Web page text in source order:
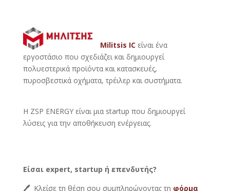
Militsis ICείναι ένα
εργοστάσιο που σχεδιάζει και δημιουργεί
πολυεστερικά προϊόντα και κατασκευές,
πυροσβεστικά οχήματα, τρέιλερ και συστήματα.
Η ZSP ENERGY είναι μια startup που δημιουργεί
λύσεις για την αποθήκευση ενέργειας.
Είσαι expert, startup ή επενδυτής?
🖊 Κλείσε τη θέση σου συμπληρώνοντας τη φόρμα